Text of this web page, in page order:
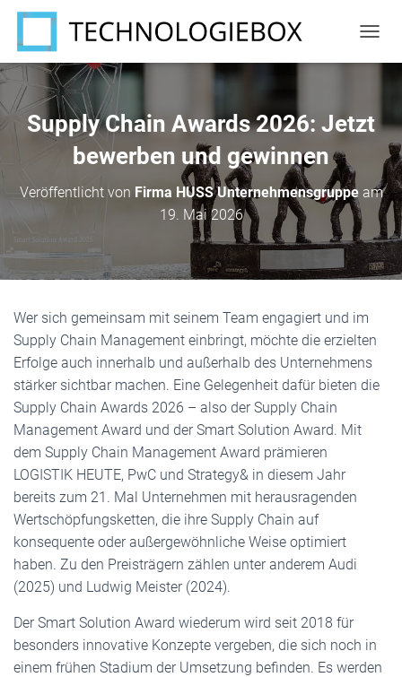
A
A
N
S
C
H
T
N
Supply Chain Awards 2026: Jetzt
bewerben und gewinnen
Veröffentlicht von Firma HUSS Unternehmensgruppeam
19. Mai 2026
Wer sich gemeinsam mit seinem Team engagiert und im
Supply Chain Management einbringt, möchte die erzielten
Erfolge auch innerhalb und außerhalb des Unternehmens
stärker sichtbar machen. Eine Gelegenheit dafür bieten die
Supply Chain Awards 2026 – also der Supply Chain
Management Award und der Smart Solution Award. Mit
dem Supply Chain Management Award prämieren
LOGISTIK HEUTE, PwC und Strategy& in diesem Jahr
bereits zum 21. Mal Unternehmen mit herausragenden
Wertschöpfungsketten, die ihre Supply Chain auf
konsequente oder außergewöhnliche Weise optimiert
haben. Zu den Preisträgern zählen unter anderem Audi
(2025) und Ludwig Meister (2024).
Der Smart Solution Award wiederum wird seit 2018 für
besonders innovative Konzepte vergeben, die sich noch in
einem frühen Stadium der Umsetzung befinden. Es werden